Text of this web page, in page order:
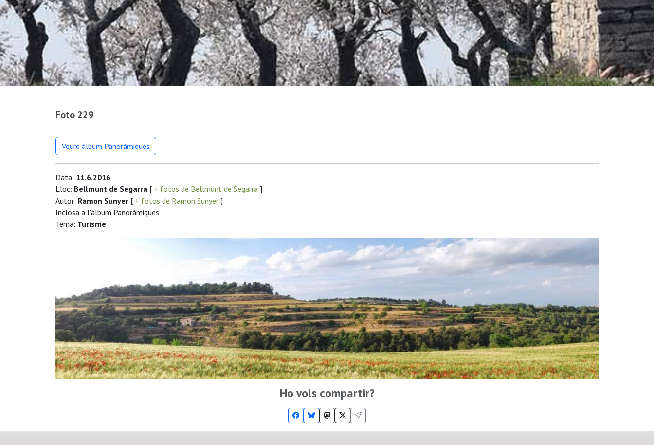
Foto 229
Veure àlbum Panoràmiques
Data: 11.6.2016
Lloc: Bellmunt de Segarra [ + fotos de Bellmunt de Segarra ]
Autor: Ramon Sunyer [ + fotos de Ramon Sunyer ]
Inclosa a l'àlbum Panoràmiques
Tema: Turisme
Ho vols compartir?